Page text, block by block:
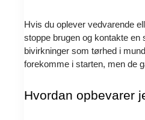
Hvis du oplever vedvarende
stoppe brugen og kontakte en
bivirkninger som tørhed i
forekomme i starten, men de
Hvordan opbevarer